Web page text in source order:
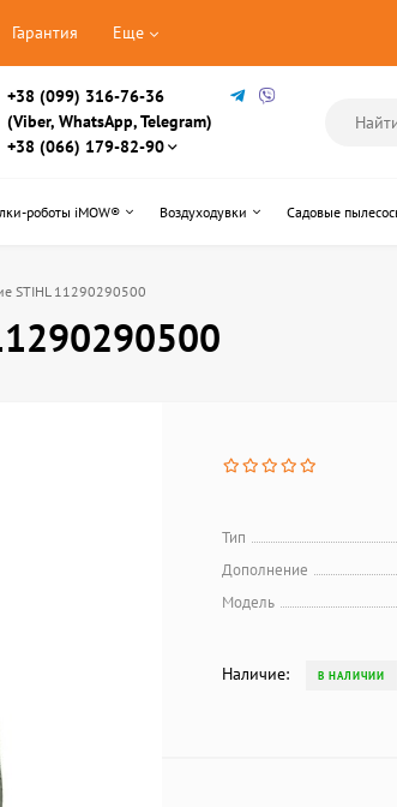
Гарантия Еще
+38 (099) 316-76-36
(Viber, WhatsApp, Telegram)
+38 (066) 179-82-90
роботы iMOW® Воздуходувки Садовые
STIHL 11290290500
Тип
Дополнение
Модель
Наличие: В НАЛИЧИИ